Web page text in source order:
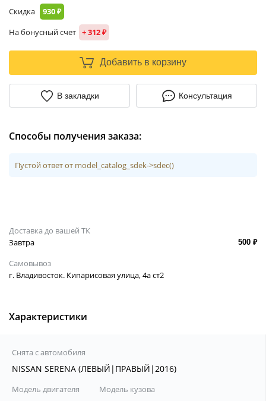
Скидка 930 ₽
На бонусный счет + 312 ₽
Добавить в корзину
В закладки Консультация
Способы получения заказа:
Пустой ответ от model_catalog_sdek->sdec()
Доставка до вашей ТК
Завтра
500 ₽
Самовывоз
г. Владивосток. Кипарисовая улица, 4а ст2
Характеристики
Снята с автомобиля
NISSAN SERENA (ЛЕВЫЙ|ПРАВЫЙ|2016)
Модель двигателя Модель кузова